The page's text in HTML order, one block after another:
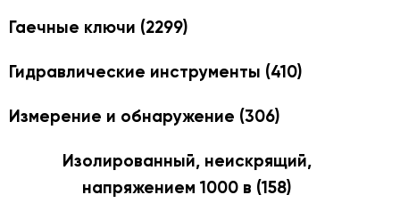
Гаечные ключи (2299)
Гидравлические инструменты (410)
Измерение и обнаружение (306)
Изолированный, неискрящий,
напряжением 1000 в (158)